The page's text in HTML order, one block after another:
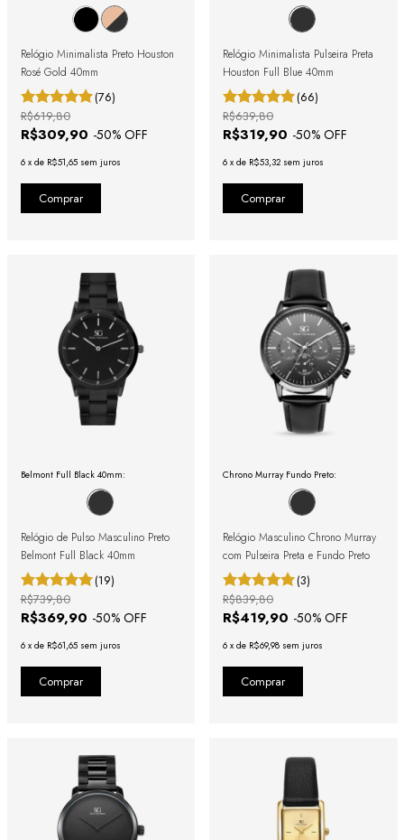
Relógio Minimalista Preto Houston
Rosé Gold 40mm
(76)
R$309,90 -50% OFF
R$619,80
6 x de R$51,65 sem juros
Relógio Minimalista Pulseira Preta
Houston Full Blue 40mm
(66)
R$319,90 -50% OFF
R$639,80
6 x de R$53,32 sem juros
Belmont Full Black 40mm:
Relógio de Pulso Masculino Preto
Belmont Full Black 40mm
(19)
R$369,90 -50% OFF
R$739,80
6 x de R$61,65 sem juros
Chrono Murray Fundo Preto:
Relógio Masculino Chrono Murray
com Pulseira Preta e Fundo Preto
(3)
R$419,90 -50% OFF
R$839,80
6 x de R$69,98 sem juros